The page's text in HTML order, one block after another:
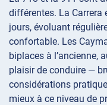
différentes. La Carrera
jours, évoluant
confortable. Les
biplaces à l’ancienne,
plaisir de conduire —
considérations
mieux à ce niveau de